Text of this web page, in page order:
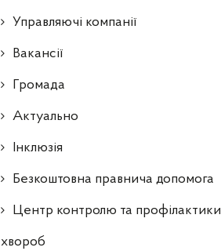
Управляючі компанії
Ваканcії
Громада
Актуально
Інклюзія
Безкоштовна правнича допомога
Центр контролю та профілактики
хвороб